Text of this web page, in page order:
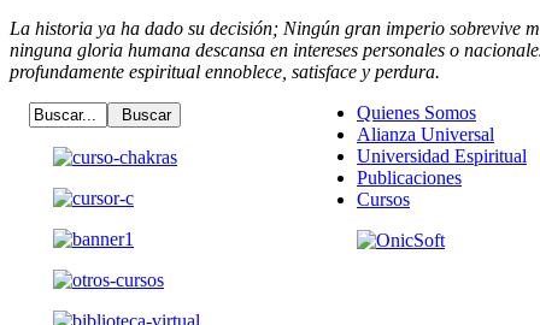
La historia ya ha dado su decisión; Ningún gran imperio sobrevive
ninguna gloria humana descansa en intereses personales o
profundamente espiritual ennoblece, satisface y perdura.
Quienes Somos
Alianza Universal
Universidad Espiritual
Publicaciones
Cursos